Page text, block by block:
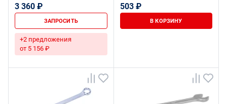
3 360 ₽
ЗАПРОСИТЬ
+2 предложения
от 5 156 ₽
503 ₽
В КОРЗИНУ